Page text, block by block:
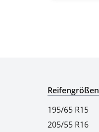
Reifengrößen
195/65 R15
205/55 R16